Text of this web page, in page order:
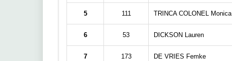
5 111 TRINCA COLONEL Monica
6 53 DICKSON Lauren
7 173 DE VRIES Femke